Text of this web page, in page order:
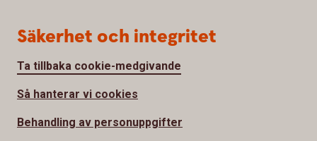
Säkerhet och integritet
Ta tillbaka cookie-medgivande
Så hanterar vi cookies
Behandling av personuppgifter